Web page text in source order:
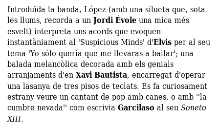
Introduïda la banda, López (amb una silueta que, sota
les llums, recorda a unJordi Évoleuna mica més
esvelt) interpreta uns acords que evoquen
instantàniament al 'Suspicious Minds' d'Elvisper al seu
tema 'Yo sólo quería que me llevaras a bailar'; una
balada melancòlica decorada amb els genials
arranjaments d'enXavi Bautista, encarregat d'operar
una lasanya de tres pisos de teclats. Es fa curiosament
estrany veure un cantant de pop amb canes, o amb ''la
cumbre nevada'' com escriviaGarcilaso al seuSoneto
XIII.